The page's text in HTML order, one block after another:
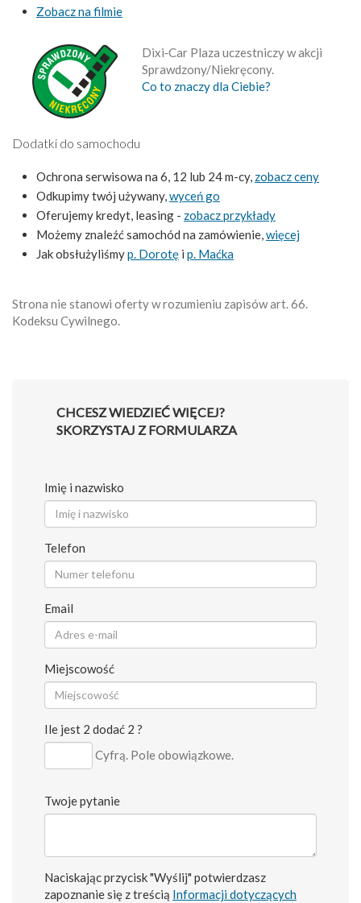
Zobacz na filmie
Dixi‑Car Plaza uczestniczy w akcji
Sprawdzony/Niekręcony.
Co to znaczy dla Ciebie?
Dodatki do samochodu
Ochrona serwisowa na 6, 12 lub 24 m-cy, zobacz ceny
Odkupimy twój używany,wyceń go
Oferujemy kredyt, leasing - zobacz przykłady
Możemy znaleźć samochód na zamówienie,więcej
Jak obsłużyliśmyp. Dorotę i p. Maćka
Strona nie stanowi oferty w rozumieniu zapisów art. 66.
Kodeksu Cywilnego.
CHCESZ WIEDZIEĆ WIĘCEJ?
SKORZYSTAJ Z FORMULARZA
Imię i nazwisko
Telefon
Email
Miejscowość
Ile jest 2 dodać 2 ?
Cyfrą. Pole obowiązkowe.
Twoje pytanie
Naciskając przycisk "Wyślij" potwierdzasz
zapoznanie się z treścią Informacji dotyczących